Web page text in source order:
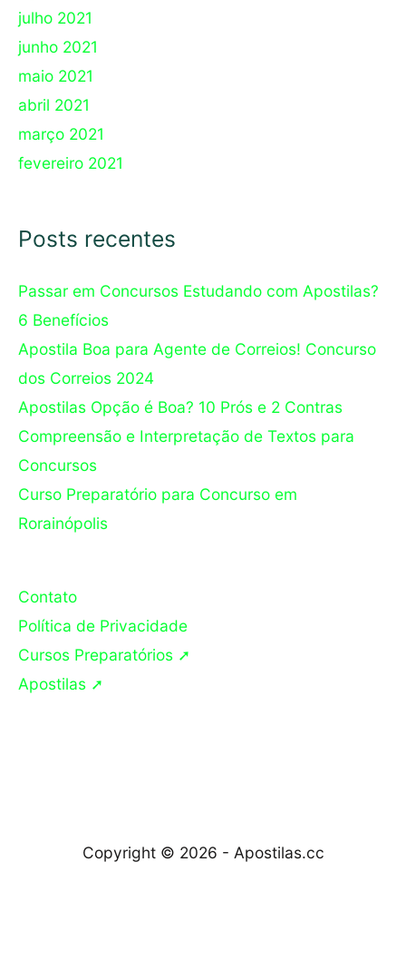
julho 2021
junho 2021
maio 2021
abril 2021
março 2021
fevereiro 2021
Posts recentes
Passar em Concursos Estudando com Apostilas?
6 Benefícios
Apostila Boa para Agente de Correios! Concurso
dos Correios 2024
Apostilas Opção é Boa? 10 Prós e 2 Contras
Compreensão e Interpretação de Textos para
Concursos
Curso Preparatório para Concurso em
Rorainópolis
Contato
Política de Privacidade
Cursos Preparatórios ➚
Apostilas ➚
Copyright © 2026 - Apostilas.cc